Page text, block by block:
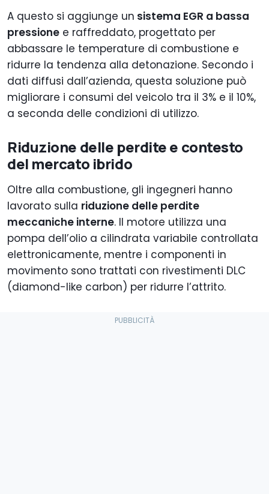
A questo si aggiunge un sistema EGR a bassa
pressione e raffreddato, progettato per
abbassare le temperature di combustione e
ridurre la tendenza alla detonazione. Secondo i
dati diffusi dall’azienda, questa soluzione può
migliorare i consumi del veicolo tra il 3% e il 10%,
a seconda delle condizioni di utilizzo.
Riduzione delle perdite e contesto
del mercato ibrido
Oltre alla combustione, gli ingegneri hanno
lavorato sulla riduzione delle perdite
meccaniche interne. Il motore utilizza una
pompa dell’olio a cilindrata variabile controllata
elettronicamente, mentre i componenti in
movimento sono trattati con rivestimenti DLC
(diamond-like carbon) per ridurre l’attrito.